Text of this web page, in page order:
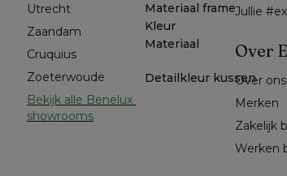
Materiaal frame
Kleur
Materiaal
Detailkleur kussen
Utrecht
Zaandam
Cruquius
Zoeterwoude
Bekijk alle Benelux
showrooms
Jullie
Over
Over ons
Merken
Zakelijk
Werken